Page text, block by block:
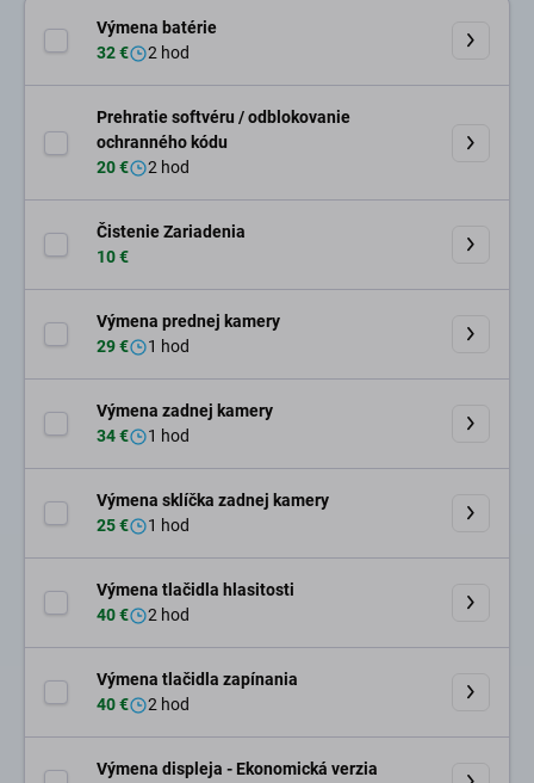
Zaevidovanie výsledku diagnostiky do
evidenčného systému
Diagnostika je pre našich zákazníkov zadarmo v
prípade realizácie servisnej opravy. Ak nie je
oprava realizovaná v prípade nerentabilnej,
zamietnutej opravy alebo z iného dôvodu, tak je
diagnostika naúčtovaná podľa aktuálne
platného cenníka
Výmena batérie
32 €
2 hod
Prehratie softvéru / odblokovanie
ochranného kódu
20 €
2 hod
Čistenie Zariadenia
10 €
Výmena prednej kamery
29 €
1 hod
Výmena zadnej kamery
34 €
1 hod
Výmena sklíčka zadnej kamery
25 €
1 hod
Výmena tlačidla hlasitosti
40 €
2 hod
Výmena tlačidla zapínania
40 €
2 hod
Výmena displeja - Ekonomická verzia